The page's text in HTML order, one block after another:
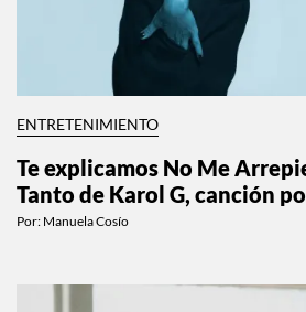
ENTRETENIMIENTO
Te explicamos No Me
Tanto de Karol G, canción
Por: Manuela Cosío